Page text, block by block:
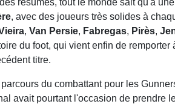
, avec des joueurs très solides à
, Van Persie, Fabregas, Pirès,
du foot, qui vient enfin de remporter
titre.
du combattant pour les
avait pourtant l'occasion de prendre